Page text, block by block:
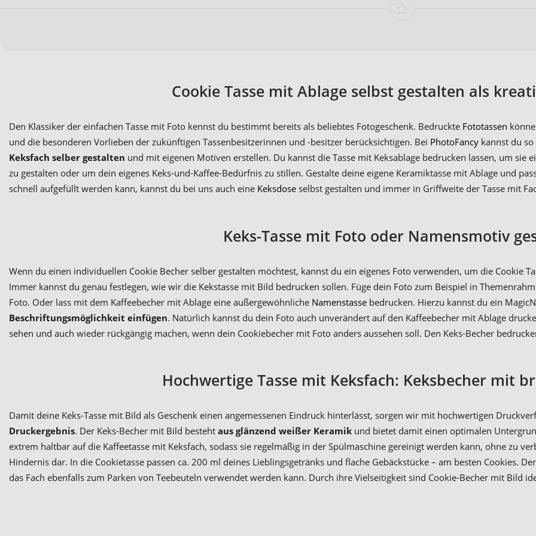
Cookie Tasse mit Ablage selbst gestalten als
Den Klassiker der einfachen Tasse mit Foto kennst du bestimmt bereits als beliebtes Fotogeschenk. Bedruckte Fototassen
und die besonderen Vorlieben der zukünftigen Tassenbesitzerinnen und -besitzer berücksichtigen. Bei PhotoFancy kannst du
Keksfach selber gestalten und mit eigenen Motiven erstellen. Du kannst die Tasse mit Keksablage bedrucken lassen, um
zu gestalten oder um dein eigenes Keks-und-Kaffee-Bedürfnis zu stillen. Gestalte deine eigene Keramiktasse mit Ablage und
schnell aufgefüllt werden kann, kannst du bei uns auch eine Keksdose selbst gestalten und immer in Griffweite der Tasse mit
Keks-Tasse mit Foto oder Namensmotiv
Wenn du einen individuellen Cookie Becher selber gestalten möchtest, kannst du ein eigenes Foto verwenden, um die Cookie
Immer kannst du genau festlegen, wie wir die Kekstasse mit Bild bedrucken sollen. Füge dein Foto zum Beispiel in
Foto. Oder lass mit dem Kaffeebecher mit Ablage eine außergewöhnliche Namenstasse bedrucken. Hierzu kannst du ein
Beschriftungsmöglichkeit einfügen. Natürlich kannst du dein Foto auch unverändert auf den Kaffeebecher mit Ablage
sehen und auch wieder rückgängig machen, wenn dein Cookiebecher mit Foto anders aussehen soll. Den Keks-Becher
Hochwertige Tasse mit Keksfach: Keksbecher mit
Damit deine Keks-Tasse mit Bild als Geschenk einen angemessenen Eindruck hinterlässt, sorgen wir mit hochwertigen
Druckergebnis. Der Keks-Becher mit Bild besteht aus glänzend weißer Keramik und bietet damit einen optimalen
extrem haltbar auf die Kaffeetasse mit Keksfach, sodass sie regelmäßig in der Spülmaschine gereinigt werden kann, ohne zu
Hindernis dar. In die Cookietasse passen ca. 200 ml deines Lieblingsgetränks und flache Gebäckstücke – am besten Cookies.
das Fach ebenfalls zum Parken von Teebeuteln verwendet werden kann. Durch ihre Vielseitigkeit sind Cookie-Becher mit Bild